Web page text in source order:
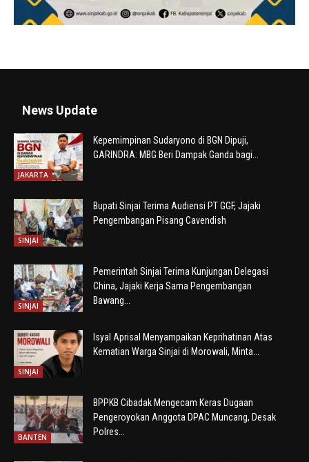
News Update
JAKARTA
Kepemimpinan Sudaryono di BGN Dipuji,
GARINDRA: MBG Beri Dampak Ganda bagi...
SINJAI
Bupati Sinjai Terima Audiensi PT GGF, Jajaki
Pengembangan Pisang Cavendish
SINJAI
Pemerintah Sinjai Terima Kunjungan Delegasi
China, Jajaki Kerja Sama Pengembangan
Bawang...
SINJAI
Isyal Aprisal Menyampaikan Keprihatinan Atas
Kematian Warga Sinjai di Morowali, Minta...
BANTEN
BPPKB Cibadak Mengecam Keras Dugaan
Pengeroyokan Anggota DPAC Muncang, Desak
Polres...